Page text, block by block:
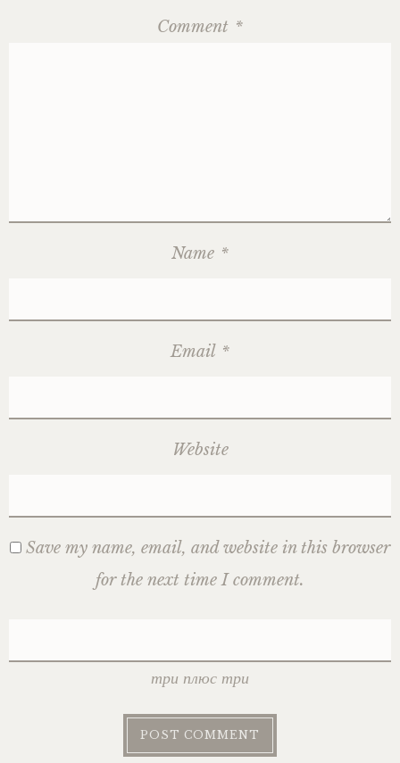
Comment *
Name *
Email *
Website
Save my name, email, and website in this browser
for the next time I comment.
три плюс три